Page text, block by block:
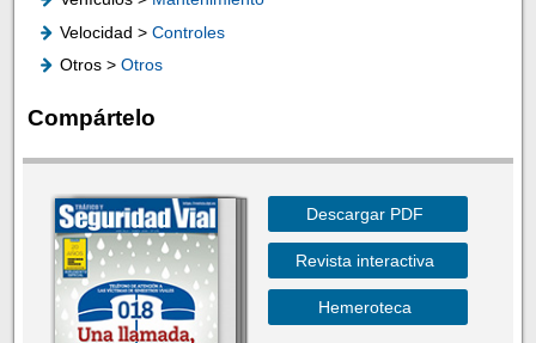
Velocidad > Controles
Otros > Otros
Compártelo
Descargar PDF
Revista interactiva
Hemeroteca